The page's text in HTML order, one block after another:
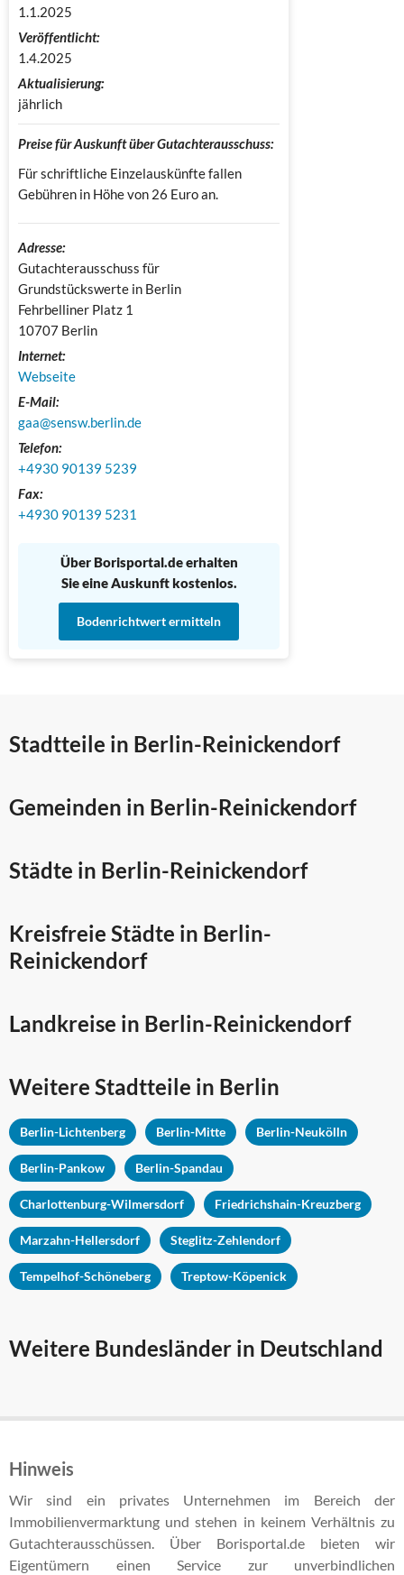
1.1.2025
Veröffentlicht:
1.4.2025
Aktualisierung:
jährlich
Preise für Auskunft über Gutachterausschuss:
Für schriftliche Einzelauskünfte fallen
Gebühren in Höhe von 26 Euro an.
Adresse:
Gutachterausschuss für
Grundstückswerte in Berlin
Fehrbelliner Platz 1
10707 Berlin
Internet:
Webseite
E-Mail:
gaa@sensw.berlin.de
Telefon:
+4930 90139 5239
Fax:
+4930 90139 5231
Über Borisportal.de erhalten
Sie eine Auskunft kostenlos.
Bodenrichtwert ermitteln
Stadtteile in Berlin-Reinickendorf
Gemeinden in Berlin-Reinickendorf
Städte in Berlin-Reinickendorf
Kreisfreie Städte in Berlin-
Reinickendorf
Landkreise in Berlin-Reinickendorf
Weitere Stadtteile in Berlin
Berlin-Lichtenberg Berlin-Mitte Berlin-Neukölln
Berlin-Pankow Berlin-Spandau
Charlottenburg-Wilmersdorf Friedrichshain-Kreuzberg
Marzahn-Hellersdorf Steglitz-Zehlendorf
Tempelhof-Schöneberg Treptow-Köpenick
Weitere Bundesländer in Deutschland
Hinweis
Wir sind ein privates Unternehmen im Bereich der
Immobilienvermarktung und stehen in keinem Verhältnis zu
Gutachterausschüssen. Über Borisportal.de bieten wir
Eigentümern einen Service zur unverbindlichen